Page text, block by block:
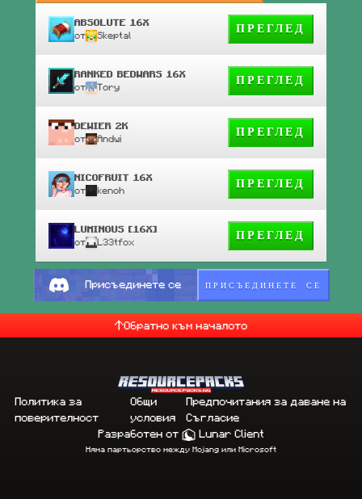
ABSOLUTE 16X
от Skeptal
ПРЕГЛЕД
RANKED BEDWARS 16X
от Tory
ПРЕГЛЕД
DEWIER 2K
от Andwi
ПРЕГЛЕД
NICOFRUIT 16X
от kenoh
ПРЕГЛЕД
LUMINOUS [16X]
от L33tfox
ПРЕГЛЕД
Присъединете се ПРИСЪЕДИНЕТЕ СЕ
Обратно към началото
Политика за
поверителност
Общи
условия
Предпочитания за даване на
Съгласие
Разработен от
Lunar Client
Няма партьорство между Mojang или Microsoft